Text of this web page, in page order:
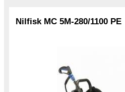
Nilfisk MC 5M-280/1100 PE